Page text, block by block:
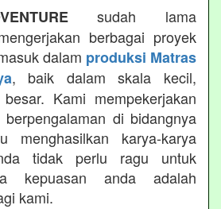
sudah lama
berbagai proyek
dalam produksi Matras
, baik dalam skala kecil,
Kami mempekerjakan
di bidangnya
menghasilkan karya-karya
tidak perlu ragu untuk
kepuasan anda adalah
kami.